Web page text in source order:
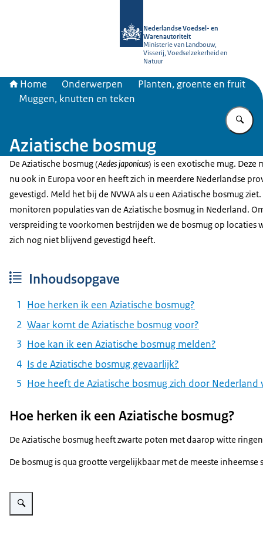
Nederlandse Voedsel- en
Warenautoriteit
Ministerie van Landbouw,
Visserij, Voedselzekerheid en
Natuur
Home Onderwerpen
Planten, groente en fruit
Muggen, knutten en teken
Aziatische bosmug
De Aziatische bosmug (Aedes japonicus) is een exotische mug. Deze
nu ook in Europa voor en heeft zich in meerdere Nederlandse
gevestigd. Meld het bij de NVWA als u een Aziatische bosmug
monitoren populaties van de Aziatische bosmug in Nederland.
verspreiding te voorkomen bestrijden we de bosmug op locaties
zich nog niet blijvend gevestigd heeft.
Inhoudsopgave
Hoe herken ik een Aziatische bosmug?
Waar komt de Aziatische bosmug voor?
Hoe kan ik een Aziatische bosmug melden?
Is de Aziatische bosmug gevaarlijk?
Hoe heeft de Aziatische bosmug zich door Nederland
Hoe herken ik een Aziatische bosmug?
De Aziatische bosmug heeft zwarte poten met daarop witte
De bosmug is qua grootte vergelijkbaar met de meeste
Vergroot afbeelding Aziatische bosmug